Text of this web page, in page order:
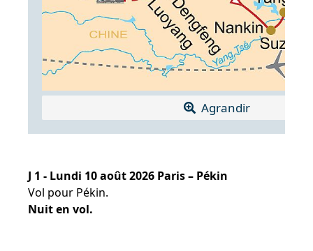
Agrandir
J 1 - Lundi 10 août 2026 Paris – Pékin
Vol pour Pékin.
Nuit en vol.